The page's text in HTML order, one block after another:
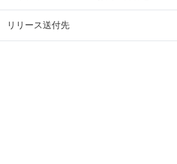
リリース送付先